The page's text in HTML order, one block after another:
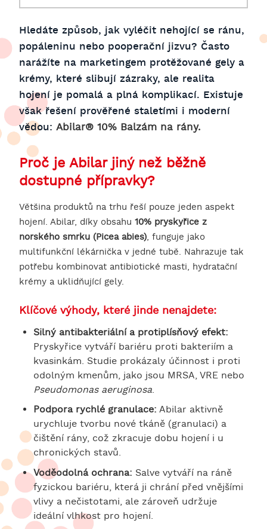
Hledáte způsob, jak vyléčit nehojící se ránu,
popáleninu nebo pooperační jizvu? Často
narážíte na marketingem protěžované gely a
krémy, které slibují zázraky, ale realita
hojení je pomalá a plná komplikací. Existuje
však řešení prověřené staletími i moderní
vědou: Abilar® 10% Balzám na rány.
Proč je Abilar jiný než běžně
dostupné přípravky?
Většina produktů na trhu řeší pouze jeden aspekt
hojení. Abilar, díky obsahu 10% pryskyřice z
norského smrku (Picea abies), funguje jako
multifunkční lékárnička v jedné tubě. Nahrazuje tak
potřebu kombinovat antibiotické masti, hydratační
krémy a uklidňující gely.
Klíčové výhody, které jinde nenajdete:
Silný antibakteriální a protiplísňový efekt:
Pryskyřice vytváří bariéru proti bakteriím a
kvasinkám. Studie prokázaly účinnost i proti
odolným kmenům, jako jsou MRSA, VRE nebo
Pseudomonas aeruginosa.
Podpora rychlé granulace: Abilar aktivně
urychluje tvorbu nové tkáně (granulaci) a
čištění rány, což zkracuje dobu hojení i u
chronických stavů.
Voděodolná ochrana: Salve vytváří na ráně
fyzickou bariéru, která ji chrání před vnějšími
vlivy a nečistotami, ale zároveň udržuje
ideální vlhkost pro hojení.